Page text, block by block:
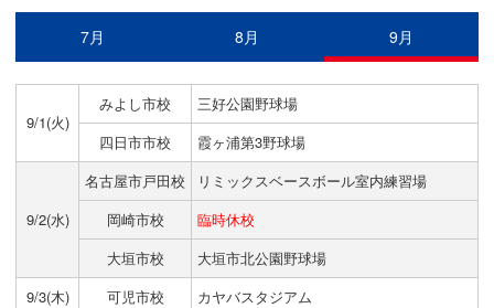
7月 8月 9月
9/1(火)
みよし市校
三好公園野球場
四日市市校
霞ヶ浦第3野球場
9/2(水)
名古屋市戸田校
リミックスベースボール室内練習場
岡崎市校
臨時休校
大垣市校
大垣市北公園野球場
9/3(木)
可児市校 カヤバスタジアム